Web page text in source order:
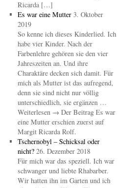
Ricarda […]
Es war eine Mutter 3. Oktober
2019
So kenne ich dieses Kinderlied. Ich
habe vier Kinder. Nach der
Farbenlehre gehören sie den vier
Jahreszeiten an. Und ihre
Charaktäre decken sich damit. Für
mich als Mutter ist das aufregend,
denn sie sind nicht nur völlig
unterschiedlich, sie ergänzen …
Weiterlesen → Der Beitrag Es war
eine Mutter erschien zuerst auf
Margit Ricarda Rolf.
Tschernobyl – Schicksal oder
nicht? 26. Dezember 2018
Für mich war das speziell. Ich war
schwanger und liebte Rhabarber.
Wir hatten ihn im Garten und ich